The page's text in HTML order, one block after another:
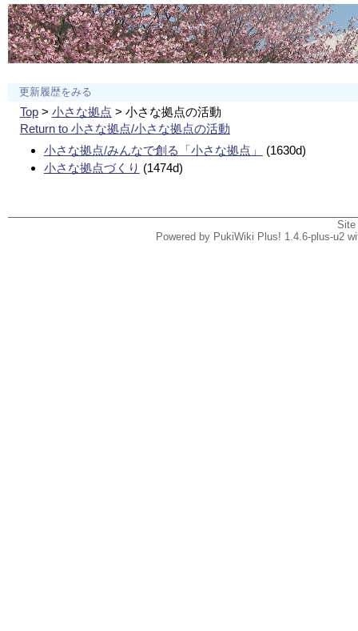
更新履歴をみる
Top> 小さな拠点 > 小さな拠点の活動
Return to 小さな拠点/小さな拠点の活動
小さな拠点/みんなで創る「小さな拠点」
(1630d)
小さな拠点づくり (1474d)
Powered by PukiWiki Plus! 1.4.6-plus-u2